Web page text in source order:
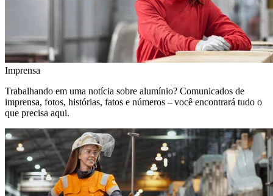
Imprensa
Trabalhando em uma notícia sobre alumínio? Comunicados de
imprensa, fotos, histórias, fatos e números – você encontrará tudo o
que precisa aqui.